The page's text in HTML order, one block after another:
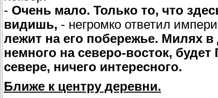
- Очень мало. Только то, что
видишь, - негромко ответил
лежит на его побережье. Милях
немного на северо-восток,
севере, ничего интересного.
Ближе к центру деревни.